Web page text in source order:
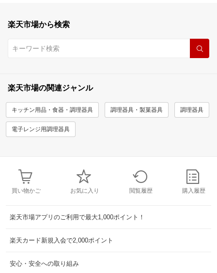
楽天市場から検索
楽天市場の関連ジャンル
キッチン用品・食器・調理器具 調理器具・製菓器具 調理器具
電子レンジ用調理器具
買い物かご お気に入り 閲覧履歴 購入履歴
楽天市場アプリのご利用で最大1,000ポイント！
楽天カード新規入会で2,000ポイント
安心・安全への取り組み